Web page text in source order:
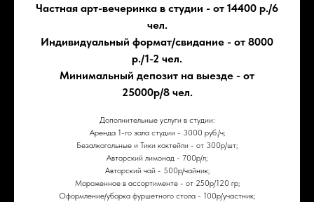
Частная арт-вечеринка в студии - от 14400 р./6
чел.
Индивидуальный формат/свидание - от 8000
р./1-2 чел.
Минимальный депозит на выезде - от
25000р/8 чел.
Дополнительные услуги в студии:
Аренда 1-го зала студии - 3000 руб./ч;
Безалкогольные и Тики коктейли - от 300р/шт;
Авторский лимонад - 700р/л;
Авторский чай - 500р/чайник;
Мороженное в ассортименте - от 250р/120 гр;
Оформление/уборка фуршетного стола - 100р/участник;